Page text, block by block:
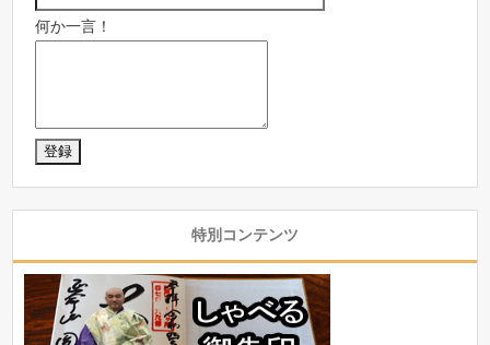
何か一言！
特別コンテンツ